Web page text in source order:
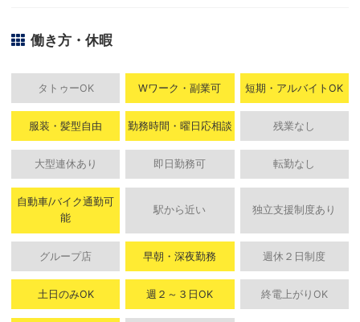
働き方・休暇
タトゥーOK Wワーク・副業可 短期・アルバイトOK
服装・髪型自由 勤務時間・曜日応相談 残業なし
大型連休あり 即日勤務可 転勤なし
自動車/バイク通勤可
能
駅から近い 独立支援制度あり
グループ店 早朝・深夜勤務 週休２日制度
土日のみOK 週２～３日OK 終電上がりOK